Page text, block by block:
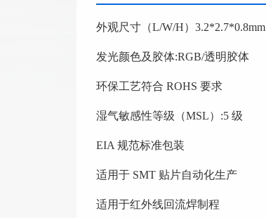
外观尺寸（L/W/H）3.2*2.7*0.8mm
发光颜色及胶体:RGB/透明胶体
环保工艺符合 ROHS 要求
湿气敏感性等级（MSL）:5 级
EIA 规范标准包装
适用于 SMT 贴片自动化生产
适用于红外线回流焊制程